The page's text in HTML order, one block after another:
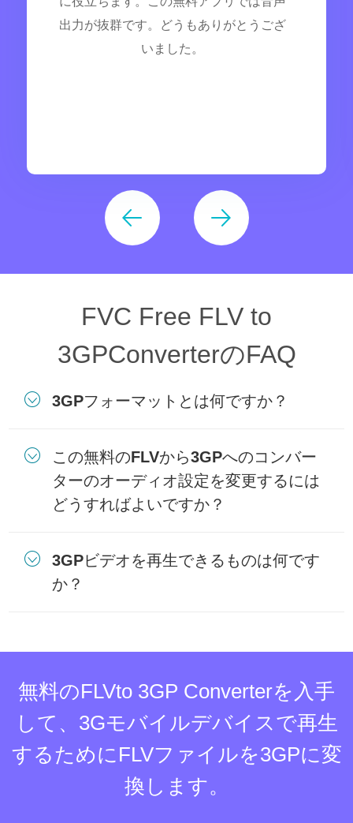
出力が抜群です。どうもありがとうござ
いました。
FVC Free FLV to
3GPConverterのFAQ
3GPフォーマットとは何ですか？
この無料のFLVから3GPへのコンバー
ターのオーディオ設定を変更するには
どうすればよいですか？
3GPビデオを再生できるものは何です
か？
無料のFLVto 3GP Converterを入手
して、3Gモバイルデバイスで再生
するためにFLVファイルを3GPに変
換します。